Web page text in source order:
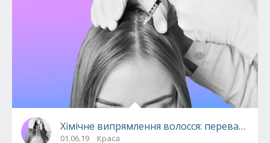
Хімічне випрямлення волосся: переваги,
01.06.19 Краса